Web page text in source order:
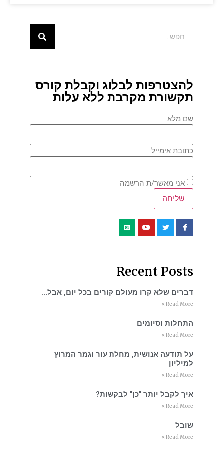
להצטרפות לבלוג וקבלת קורס
תקשורת מקרבת ללא עלות
שם מלא
כתובת אימייל
אני מאשר/ת הרשמה
Recent Posts
דברים שלא קרו מעולם קורים בכל יום, אבל…
Read More »
התחלות וסיומים
Read More »
על תודעה אנושית, מחלת עור וגמר המרוץ
למיליון
Read More »
איך לקבל יותר "כן" לבקשות?
Read More »
שובל
Read More »